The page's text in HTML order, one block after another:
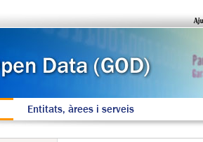
Entitats, àrees i serveis